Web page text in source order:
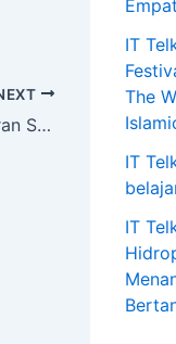
Kegiatan Renang dalam Pembelajaran Sport (PJOK) di SD Al Siddiq International
IT
The
IT
IT